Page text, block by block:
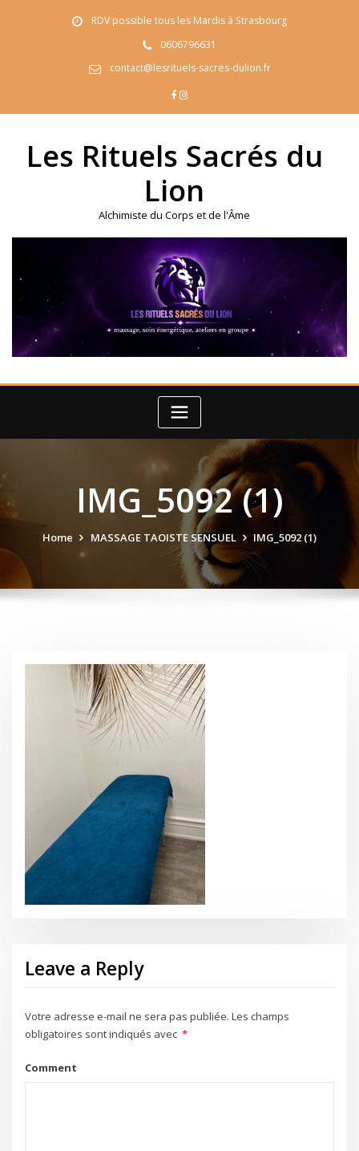
RDV possible tous les Mardis à Strasbourg
0606796631
contact@lesrituels-sacres-dulion.fr
Les Rituels Sacrés du
Lion
Alchimiste du Corps et de l'Âme
IMG_5092 (1)
Home MASSAGE TAOISTE SENSUEL IMG_5092 (1)
Leave a Reply
Votre adresse e-mail ne sera pas publiée. Les champs
obligatoires sont indiqués avec *
Comment